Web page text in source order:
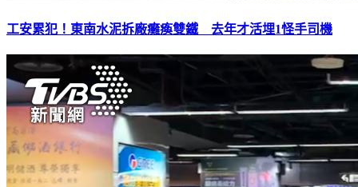
工安累犯！東南水泥拆廠癱瘓雙鐵 去年才活埋1怪手司機